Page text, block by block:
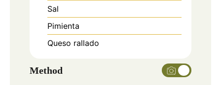
Sal
Pimienta
Queso rallado
Method